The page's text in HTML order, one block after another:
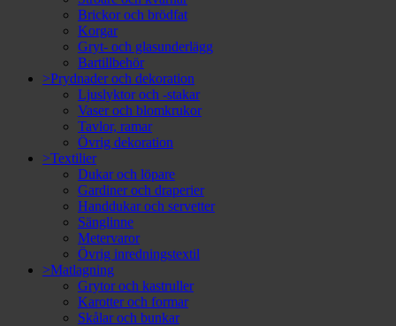
Brickor och brödfat
Korgar
Gryt- och glasunderlägg
Bartillbehör
>Prydnader och dekoration
Ljuslyktor och -stakar
Vaser och blomkrukor
Tavlor, ramar
Övrig dekoration
>Textilier
Dukar och löpare
Gardiner och draperier
Handdukar och servetter
Sänglinne
Metervaror
Övrig inredningstextil
>Matlagning
Grytor och kastruller
Karotter och formar
Skålar och bunkar